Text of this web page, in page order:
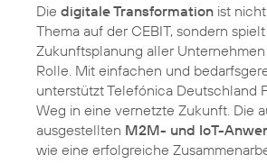
Die digitale Transformation ist
Thema auf der CEBIT, sondern
Zukunftsplanung aller
Rolle. Mit einfachen und
unterstützt Telefónica Deutschland
Weg in eine vernetzte Zukunft. Die
ausgestellten M2M- und IoT-
wie eine erfolgreiche